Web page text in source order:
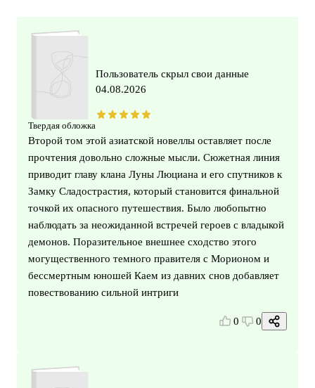
Твердая обложка
Пользователь скрыл свои данные
04.08.2026
Второй том этой азиатской новеллы оставляет после
прочтения довольно сложные мысли. Сюжетная линия
приводит главу клана Луны Люциана и его спутников к
Замку Сладострастия, который становится финальной
точкой их опасного путешествия. Было любопытно
наблюдать за неожиданной встречей героев с владыкой
демонов. Поразительное внешнее сходство этого
могущественного темного правителя с Морионом и
бессмертным юношей Каем из давних снов добавляет
повествованию сильной интриги
0 0